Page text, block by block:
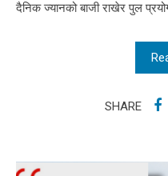
दैनिक ज्यानको बाजी राखेर पुल
SHARE